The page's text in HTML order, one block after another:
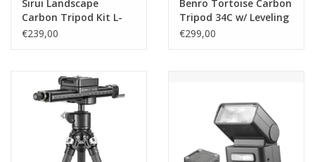
Sirui Landscape
Carbon Tripod Kit L-
224FL + KV-5 Video
€239,00
Benro Tortoise Carbon
Tripod 34C w/ Leveling
Base
€299,00